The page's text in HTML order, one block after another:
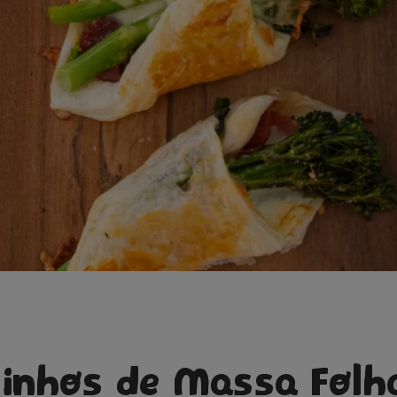
de Massa